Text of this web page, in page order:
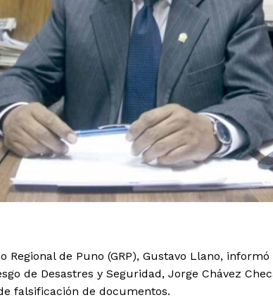
Regional de Puno (GRP), Gustavo Llano,
de Desastres y Seguridad, Jorge Chávez
falsificación de documentos.